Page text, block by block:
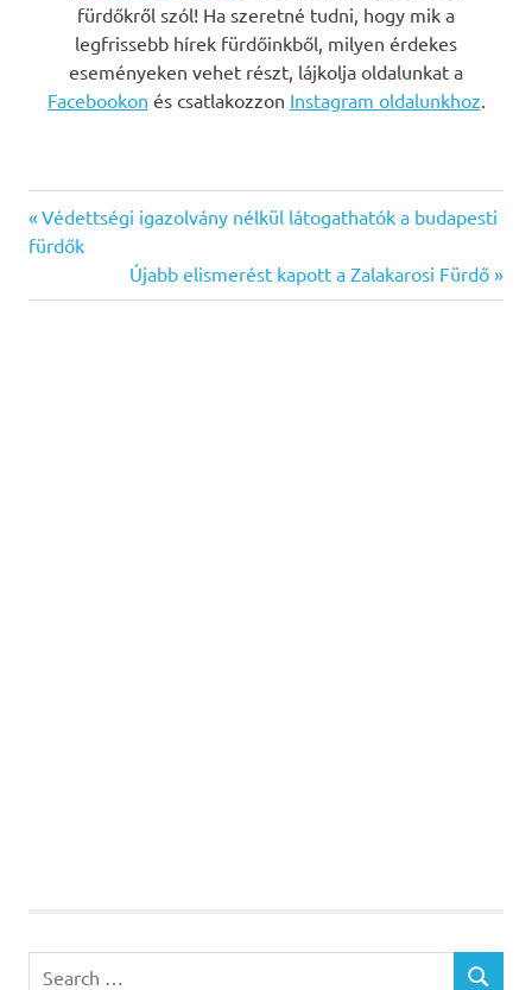
fürdőkről szól! Ha szeretné tudni, hogy mik a
legfrissebb hírek fürdőinkből, milyen érdekes
eseményeken vehet részt, lájkolja oldalunkat a
Facebookon és csatlakozzon Instagram oldalunkhoz
Bejegyzés
navigáció
Previous
Post:
Védettségi igazolvány nélkül látogathatók a budapesti
fürdők
Next
Post:
Újabb elismerést kapott a Zalakarosi Fürdő